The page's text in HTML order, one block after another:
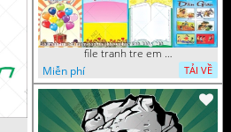
file tranh tre em mam non tieu hoc va hoc sinh 300 x 230
Miễn phí
TẢI VỀ